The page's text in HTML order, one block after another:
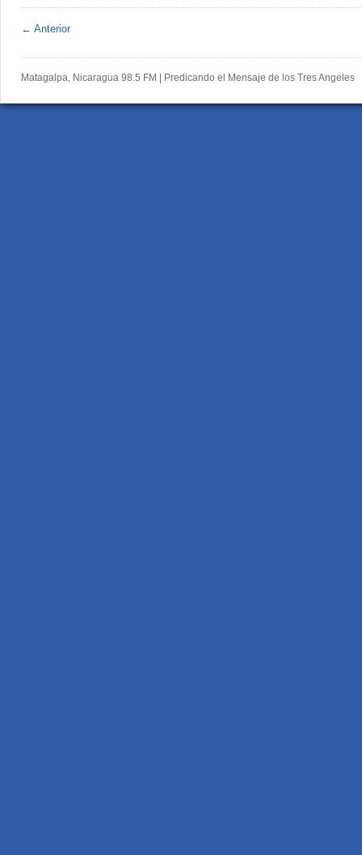
← Anterior
Matagalpa, Nicaragua 98.5 FM | Predicando el Mensaje de los Tres Angeles